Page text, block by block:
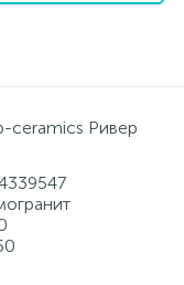
ceramics Ривер